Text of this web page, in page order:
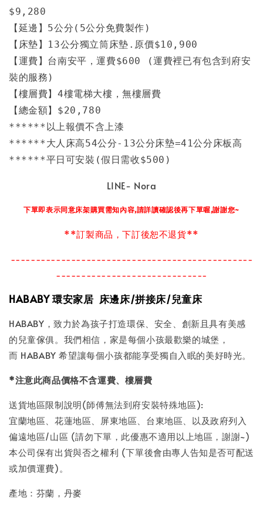
$9,280
【延邊】5公分(5公分免費製作)
【床墊】13公分獨立筒床墊.原價$10,900
【運費】台南安平，運費$600 (運費裡已有包含到府安
裝的服務)
【樓層費】4樓電梯大樓，無樓層費
【總金額】$20,780
******以上報價不含上漆
******大人床高54公分-13公分床墊=41公分床板高
******平日可安裝(假日需收$500)
LINE- Nora
下單即表示同意床架購買需知內容,請詳讀確認後再下單喔,謝謝您~
**訂製商品，下訂後恕不退貨**
------------------------------------------------
------------------------------
HABABY環安家居 床邊床/拼接床/兒童床
HABABY，致力於為孩子打造環保、安全、創新且具有美感
的兒童傢俱。我們相信，家是每個小孩最歡樂的城堡，
而 HABABY 希望讓每個小孩都能享受獨自入眠的美好時光。
*注意此商品價格不含運費、樓層費
送貨地區限制說明(師傅無法到府安裝特殊地區):
宜蘭地區、花蓮地區、屏東地區、台東地區、以及政府列入
偏遠地區/山區 (請勿下單，此優惠不適用以上地區，謝謝~)
本公司保有出貨與否之權利 (下單後會由專人告知是否可配送
或加價運費)。
產地：芬蘭，丹麥